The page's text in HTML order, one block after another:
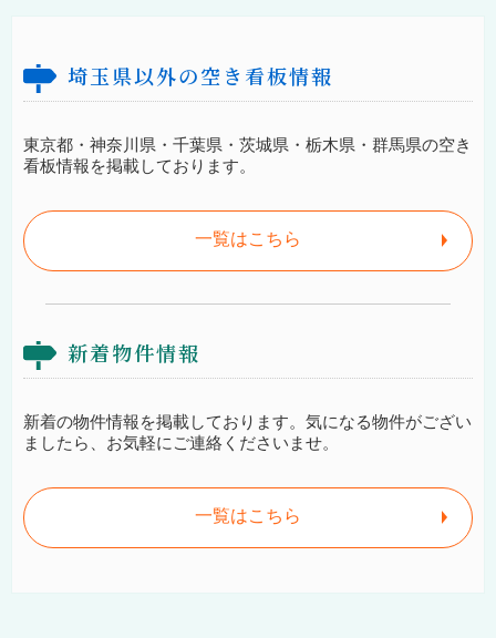
埼玉県以外の空き看板情報
東京都・神奈川県・千葉県・茨城県・栃木県・群馬県の空き
看板情報を掲載しております。
一覧はこちら
新着物件情報
新着の物件情報を掲載しております。気になる物件がござい
ましたら、お気軽にご連絡くださいませ。
一覧はこちら